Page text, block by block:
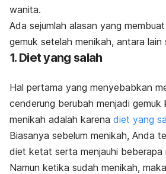
wanita.
Ada sejumlah alasan yang
gemuk setelah menikah, antara lain
1. Diet yang salah
Hal pertama yang menyebabkan
cenderung berubah menjadi gemuk
menikah adalah karena diet yang
Biasanya sebelum menikah, Anda
diet ketat serta menjauhi beberapa
Namun ketika sudah menikah,